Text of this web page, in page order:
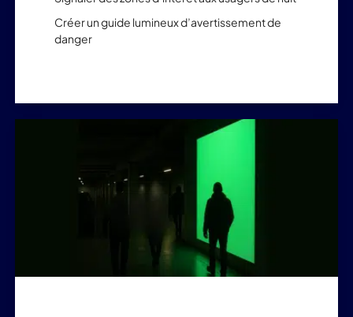
Créer un guide lumineux d’avertissement de
danger